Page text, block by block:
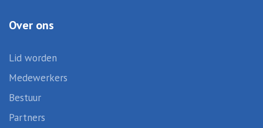
Over ons
Lid worden
Medewerkers
Bestuur
Partners